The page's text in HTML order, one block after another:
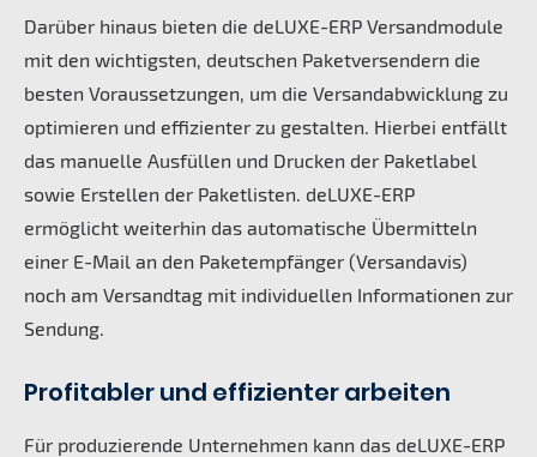
Darüber hinaus bieten die deLUXE-ERP Versandmodule
mit den wichtigsten, deutschen Paketversendern die
besten Voraussetzungen, um die Versandabwicklung zu
optimieren und effizienter zu gestalten. Hierbei entfällt
das manuelle Ausfüllen und Drucken der Paketlabel
sowie Erstellen der Paketlisten. deLUXE-ERP
ermöglicht weiterhin das automatische Übermitteln
einer E-Mail an den Paketempfänger (Versandavis)
noch am Versandtag mit individuellen Informationen zur
Sendung.
Profitabler und effizienter arbeiten
Für produzierende Unternehmen kann das deLUXE-ERP